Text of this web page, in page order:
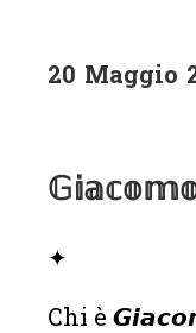
20 Maggio
✦
Chi è